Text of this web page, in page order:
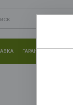
ГАРАНТИЯ